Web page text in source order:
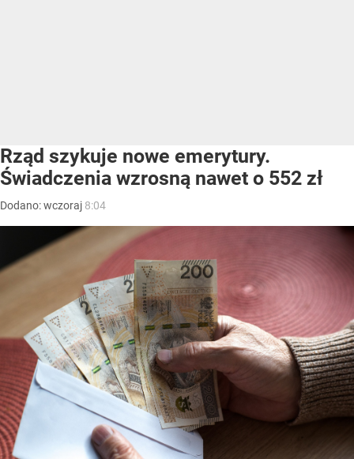
Rząd szykuje nowe emerytury.
Świadczenia wzrosną nawet o 552 zł
Dodano:wczoraj 8:04